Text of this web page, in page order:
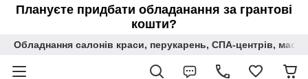
Плануєте придбати обладанання за грантові
кошти?
Обладнання салонів краси, перукарень, СПА-центрів,